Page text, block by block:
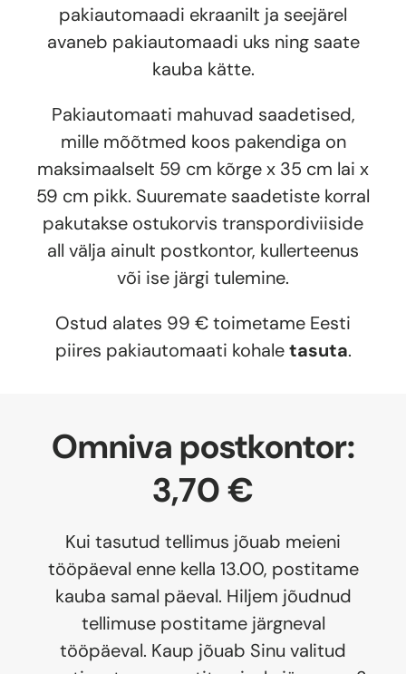
pakiautomaadi ekraanilt ja seejärel
avaneb pakiautomaadi uks ning saate
kauba kätte.
Pakiautomaati mahuvad saadetised,
mille mõõtmed koos pakendiga on
maksimaalselt 59 cm kõrge x 35 cm lai x
59 cm pikk. Suuremate saadetiste korral
pakutakse ostukorvis transpordiviiside
all välja ainult postkontor, kullerteenus
või ise järgi tulemine.
Ostud alates 99 € toimetame Eesti
piires pakiautomaati kohaletasuta.
Omniva postkontor:
3,70 €
Kui tasutud tellimus jõuab meieni
tööpäeval enne kella 13.00, postitame
kauba samal päeval. Hiljem jõudnud
tellimuse postitame järgneval
tööpäeval. Kaup jõuab Sinu valitud